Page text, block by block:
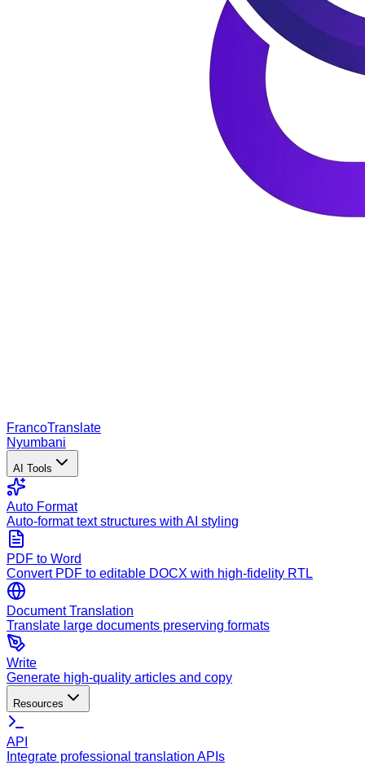
FrancoTranslate
Nyumbani
AI Tools
Auto Format
Auto-format text structures with AI styling
PDF to Word
Convert PDF to editable DOCX with high-fidelity RTL
Document Translation
Translate large documents preserving formats
Write
Generate high-quality articles and copy
Resources
API
Integrate professional translation APIs